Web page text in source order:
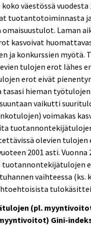
väestössä vuodesta
tuotantotoiminnasta
Laman
kasvoivat
ja konkurssien
tulojen erot lähes
erot eivät
hieman
vaikutti
voimakas
olevien tulojen
2001 asti. Vuonna
tuotannontekijätulojen
vaihteessa (ks.
(pl.
Gini-